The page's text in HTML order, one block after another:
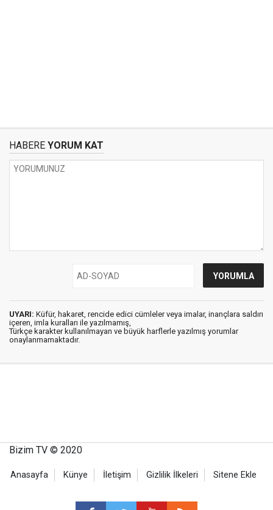
HABERE YORUM KAT
UYARI: Küfür, hakaret, rencide edici cümleler veya imalar, inançlara saldırı
içeren, imla kuralları ile yazılmamış,
Türkçe karakter kullanılmayan ve büyük harflerle yazılmış yorumlar
onaylanmamaktadır.
Bizim TV © 2020
Anasayfa Künye İletişim Gizlilik İlkeleri Sitene Ekle